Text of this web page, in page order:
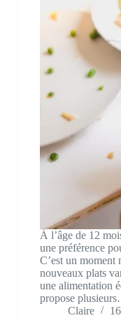
À l’âge de 12
une préférence
C’est un
nouveaux plats
une alimentation
propose
Claire